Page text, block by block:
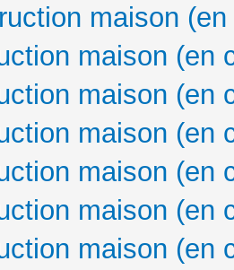
maison
maison (en
maison (en
maison (en
maison (en
maison (en
maison (en